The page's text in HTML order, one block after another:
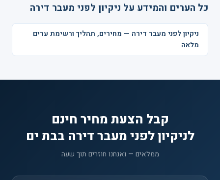
כל הערים והמידע על ניקיון לפני מעבר דירה
ניקיון לפני מעבר דירה — מחירים, תהליך ורשימת ערים
מלאה
קבל הצעת מחיר חינם
לניקיון לפני מעבר דירה בבת ים
ממלאים — ואנחנו חוזרים תוך שעה